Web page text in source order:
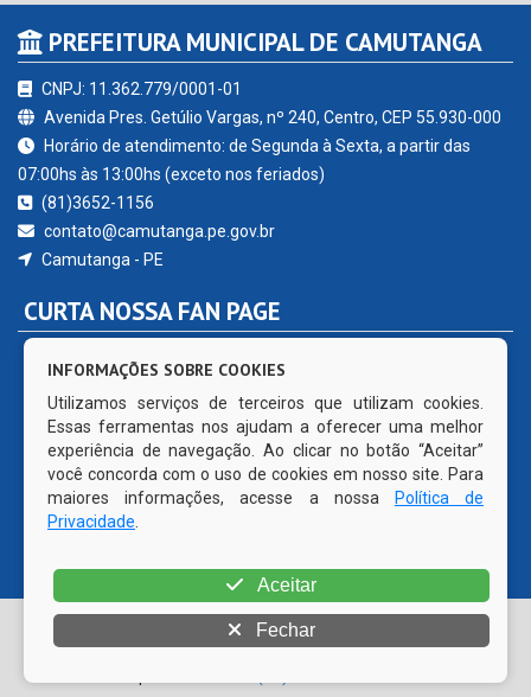
PREFEITURA MUNICIPAL DE CAMUTANGA
CNPJ: 11.362.779/0001-01
Avenida Pres. Getúlio Vargas, nº 240, Centro, CEP 55.930-000
Horário de atendimento: de Segunda à Sexta, a partir das
07:00hs às 13:00hs (exceto nos feriados)
(81)3652-1156
contato@camutanga.pe.gov.br
Camutanga - PE
CURTA NOSSA FAN PAGE
© Copyright 2026 Prefeitura Municipal de Camutanga | Todos
os direitos reservados | CMS código aberto WordPress |
INFORMAÇÕES SOBRE COOKIES
Utilizamos serviços de terceiros que utilizam cookies.
Essas ferramentas nos ajudam a oferecer uma melhor
experiência de navegação. Ao clicar no botão “Aceitar”
você concorda com o uso de cookies em nosso site. Para
maiores informações, acesse a nossa
Política de
Privacidade
Aceitar
Fechar